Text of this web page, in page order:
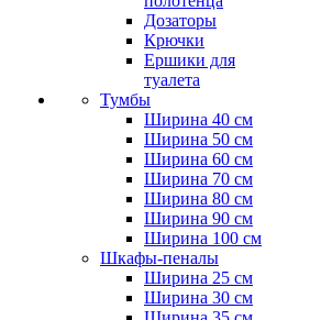
Дозаторы
Крючки
Ершики для
туалета
Тумбы
Ширина 40 см
Ширина 50 см
Ширина 60 см
Ширина 70 см
Ширина 80 см
Ширина 90 см
Ширина 100 см
Шкафы-пеналы
Ширина 25 см
Ширина 30 см